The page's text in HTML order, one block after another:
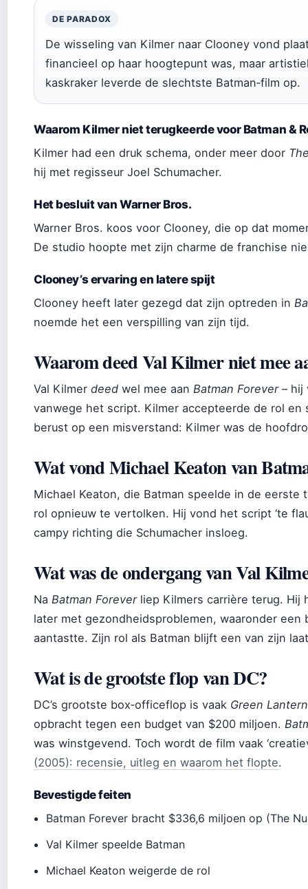
DE PARADOX
De wisseling van Kilmer naar Clooney vond
financieel op haar hoogtepunt was, maar
kaskraker leverde de slechtste Batman‑film op.
Waarom Kilmer niet terugkeerde voor Batman &
Kilmer had een druk schema, onder meer door
hij met regisseur Joel Schumacher.
Het besluit van Warner Bros.
Warner Bros. koos voor Clooney, die op dat
De studio hoopte met zijn charme de franchise
Clooney’s ervaring en latere spijt
Clooney heeft later gezegd dat zijn optreden in
noemde het een verspilling van zijn tijd.
Waarom deed Val Kilmer niet mee
Val Kilmer deed wel mee aan Batman Forever– hij
vanwege het script. Kilmer accepteerde de rol
berust op een misverstand: Kilmer was de
Wat vond Michael Keaton van
Michael Keaton, die Batman speelde in de
rol opnieuw te vertolken. Hij vond het script ‘te
campy richting die Schumacher insloeg.
Wat was de ondergang van Val
Na Batman Foreverliep Kilmers carrière terug. Hij
later met gezondheidsproblemen, waaronder
aantastte. Zijn rol als Batman blijft een van zijn
Wat is de grootste flop van DC?
DC’s grootste box‑officeflop is vaak Green Lantern
opbracht tegen een budget van $200 miljoen.
was winstgevend. Toch wordt de film vaak
(2005): recensie, uitleg en waarom het flopte.
Bevestigde feiten
Batman Forever bracht $336,6 miljoen op (The
Val Kilmer speelde Batman
Michael Keaton weigerde de rol